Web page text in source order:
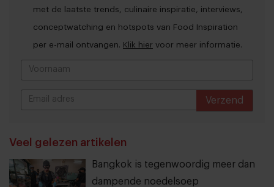
met de laatste trends, culinaire inspiratie, interviews,
conceptwatching en hotspots van Food Inspiration
per e-mail ontvangen. Klik hier voor meer informatie.
Verzend
Veel gelezen artikelen
Bangkok is tegenwoordig meer dan
dampende noedelsoep